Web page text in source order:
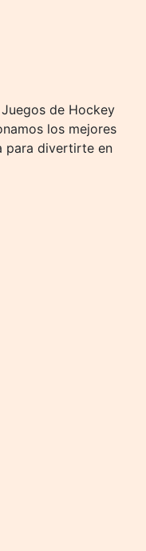
de Hockey
los mejores
para divertirte en